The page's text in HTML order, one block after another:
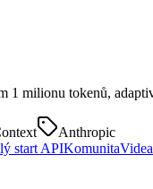
milionu tokenů,
Anthropic
start APIKomunitaVidea